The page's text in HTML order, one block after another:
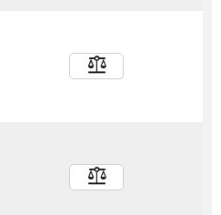
balance
balance